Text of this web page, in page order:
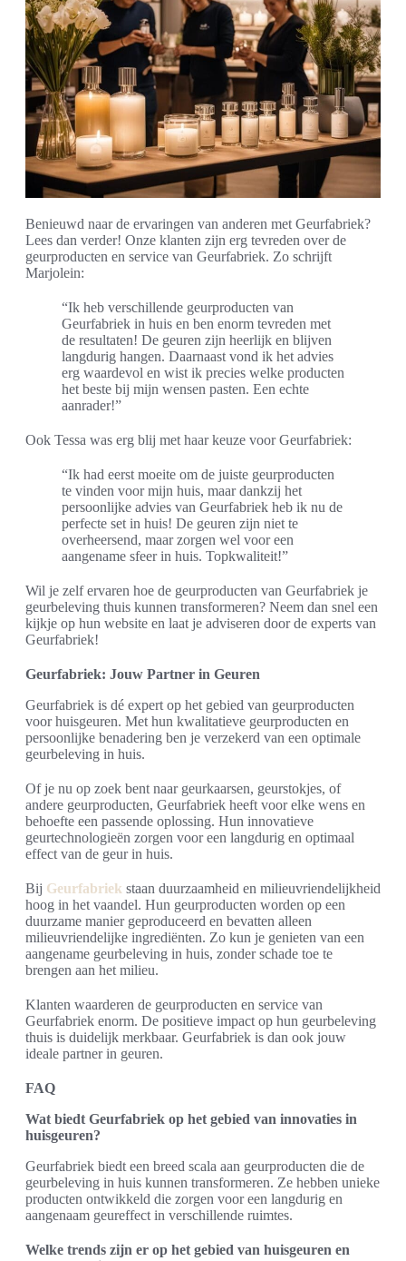
Benieuwd naar de ervaringen van anderen met Geurfabriek?
Lees dan verder! Onze klanten zijn erg tevreden over de
geurproducten en service van Geurfabriek. Zo schrijft
Marjolein:
“Ik heb verschillende geurproducten van
Geurfabriek in huis en ben enorm tevreden met
de resultaten! De geuren zijn heerlijk en blijven
langdurig hangen. Daarnaast vond ik het advies
erg waardevol en wist ik precies welke producten
het beste bij mijn wensen pasten. Een echte
aanrader!”
Ook Tessa was erg blij met haar keuze voor Geurfabriek:
“Ik had eerst moeite om de juiste geurproducten
te vinden voor mijn huis, maar dankzij het
persoonlijke advies van Geurfabriek heb ik nu de
perfecte set in huis! De geuren zijn niet te
overheersend, maar zorgen wel voor een
aangename sfeer in huis. Topkwaliteit!”
Wil je zelf ervaren hoe de geurproducten van Geurfabriek je
geurbeleving thuis kunnen transformeren? Neem dan snel een
kijkje op hun website en laat je adviseren door de experts van
Geurfabriek!
Geurfabriek: Jouw Partner in Geuren
Geurfabriek is dé expert op het gebied van geurproducten
voor huisgeuren. Met hun kwalitatieve geurproducten en
persoonlijke benadering ben je verzekerd van een optimale
geurbeleving in huis.
Of je nu op zoek bent naar geurkaarsen, geurstokjes, of
andere geurproducten, Geurfabriek heeft voor elke wens en
behoefte een passende oplossing. Hun innovatieve
geurtechnologieën zorgen voor een langdurig en optimaal
effect van de geur in huis.
Bij Geurfabriek staan duurzaamheid en milieuvriendelijkheid
hoog in het vaandel. Hun geurproducten worden op een
duurzame manier geproduceerd en bevatten alleen
milieuvriendelijke ingrediënten. Zo kun je genieten van een
aangename geurbeleving in huis, zonder schade toe te
brengen aan het milieu.
Klanten waarderen de geurproducten en service van
Geurfabriek enorm. De positieve impact op hun geurbeleving
thuis is duidelijk merkbaar. Geurfabriek is dan ook jouw
ideale partner in geuren.
FAQ
Wat biedt Geurfabriek op het gebied van innovaties in
huisgeuren?
Geurfabriek biedt een breed scala aan geurproducten die de
geurbeleving in huis kunnen transformeren. Ze hebben unieke
producten ontwikkeld die zorgen voor een langdurig en
aangenaam geureffect in verschillende ruimtes.
Welke trends zijn er op het gebied van huisgeuren en